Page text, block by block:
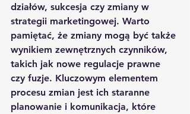
działów, sukcesja czy zmiany w
strategii marketingowej. Warto
pamiętać, że zmiany mogą być także
wynikiem zewnętrznych czynników,
takich jak nowe regulacje prawne
czy fuzje. Kluczowym elementem
procesu zmian jest ich staranne
planowanie i komunikacja, które